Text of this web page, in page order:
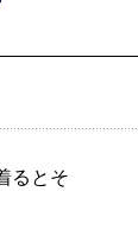
るとそ